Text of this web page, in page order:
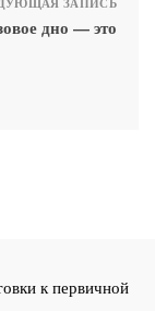
дно — это
к первичной